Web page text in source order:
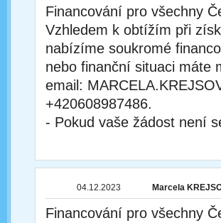
Financování pro všechny
Vzhledem k obtížím při
nabízíme soukromé
nebo finanční situaci máte
email:
+420608987486.
- Pokud vaše žádost není
04.12.2023 Marcela
Financování pro všechny